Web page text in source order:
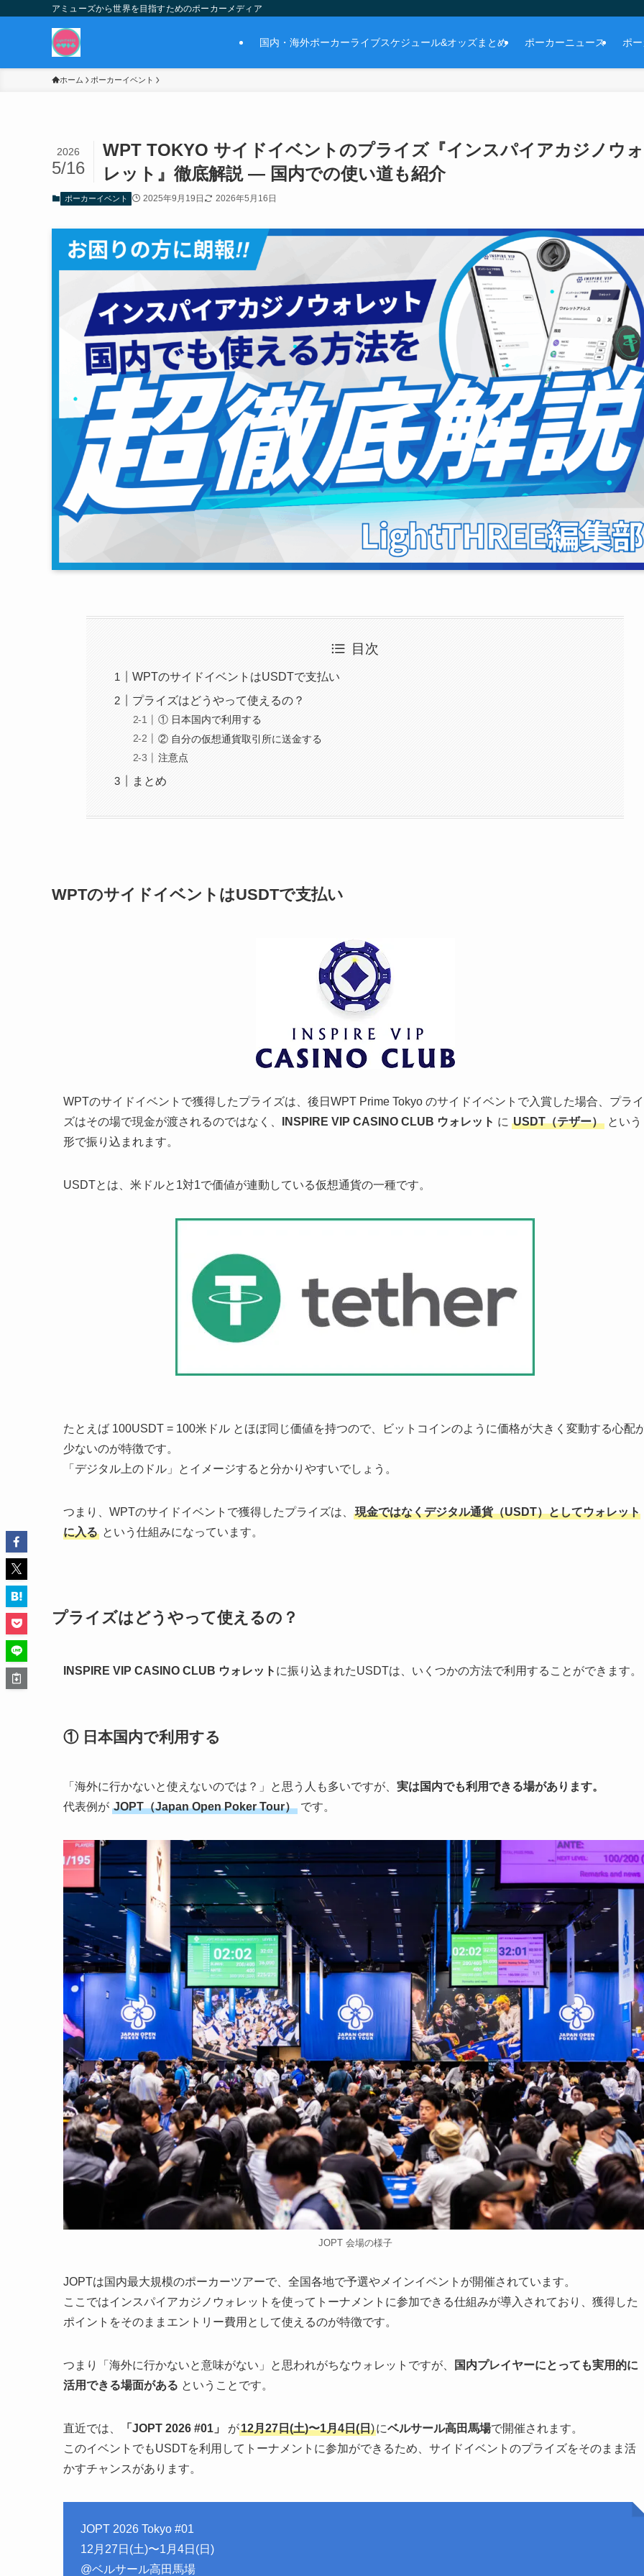
アミューズから世界を目指すためのポーカーメディア
国内・海外ポーカーライブスケジュール&オッズまとめ ポーカーニュース ポ
ホーム ポーカーイベント
WPT TOKYO サイドイベントのプライズ『インスパイアカジノウォ
レット』徹底解説 ― 国内での使い道も紹介
2026
5/16
ポーカーイベント 2025年9月19日 2026年5月16日
目次
WPTのサイドイベントはUSDTで支払い
プライズはどうやって使えるの？
① 日本国内で利用する
② 自分の仮想通貨取引所に送金する
注意点
まとめ
WPTのサイドイベントはUSDTで支払い
WPTのサイドイベントで獲得したプライズは、後日WPT Prime Tokyo のサイドイベントで入賞した場合、プライ
ズはその場で現金が渡されるのではなく、
INSPIRE VIP CASINO CLUB ウォレット に USDT（テザー） という
形で振り込まれます。
USDTとは、米ドルと1対1で価値が連動している仮想通貨の一種です。
たとえば 100USDT = 100米ドル とほぼ同じ価値を持つので、ビットコインのように価格が大きく変動する心配
少ないのが特徴です。
「デジタル上のドル」とイメージすると分かりやすいでしょう。
つまり、WPTのサイドイベントで獲得したプライズは、
現金ではなくデジタル通貨（USDT）としてウォレット
に入る という仕組みになっています。
プライズはどうやって使えるの？
INSPIRE VIP CASINO CLUB ウォレット に振り込まれたUSDTは、いくつかの方法で利用することができます。
① 日本国内で利用する
「海外に行かないと使えないのでは？」と思う人も多いですが、 実は国内でも利用できる場があります。
代表例が JOPT（Japan Open Poker Tour） です。
JOPT 会場の様子
JOPTは国内最大規模のポーカーツアーで、全国各地で予選やメインイベントが開催されています。
ここではインスパイアカジノウォレットを使ってトーナメントに参加できる仕組みが導入されており、獲得した
ポイントをそのままエントリー費用として使えるのが特徴です。
つまり「海外に行かないと意味がない」と思われがちなウォレットですが、
国内プレイヤーにとっても実用的に
活用できる場面がある ということです。
直近では、 「JOPT 2026 #01」 が12月27日(土)〜1月4日(日)にベルサール高田馬場で開催されます。
このイベントでもUSDTを利用してトーナメントに参加ができるため、サイドイベントのプライズをそのまま活
かすチャンスがあります。
JOPT 2026 Tokyo #01
12月27日(土)〜1月4日(日)
@ベルサール高田馬場